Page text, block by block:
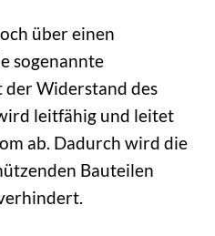
über einen
sogenannte
Widerstand des
leitfähig und leitet
ab. Dadurch wird die
Bauteilen